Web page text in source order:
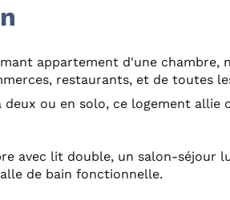
appartement d'une chambre,
restaurants, et de toutes
deux ou en solo, ce logement
avec lit double, un salon-séjour
de bain fonctionnelle.